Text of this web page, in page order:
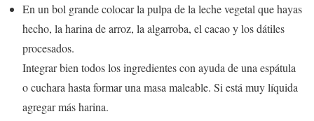
En un bol grande colocar la pulpa de la leche vegetal que hayas
hecho, la harina de arroz, la algarroba, el cacao y los dátiles
procesados.
Integrar bien todos los ingredientes con ayuda de una espátula
o cuchara hasta formar una masa maleable. Si está muy líquida
agregar más harina.